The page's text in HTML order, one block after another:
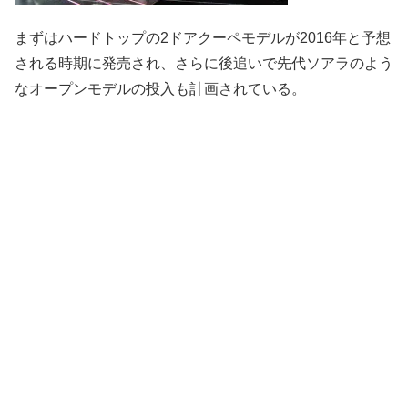
まずはハードトップの2ドアクーペモデルが2016年と予想
される時期に発売され、さらに後追いで先代ソアラのよう
なオープンモデルの投入も計画されている。